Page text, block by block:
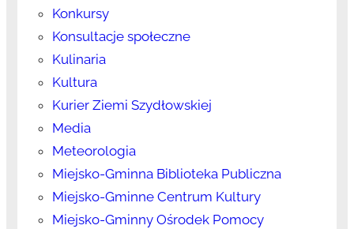
Konkursy
Konsultacje społeczne
Kulinaria
Kultura
Kurier Ziemi Szydłowskiej
Media
Meteorologia
Miejsko-Gminna Biblioteka Publiczna
Miejsko-Gminne Centrum Kultury
Miejsko-Gminny Ośrodek Pomocy